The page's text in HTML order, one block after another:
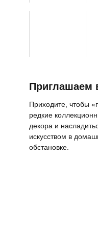
Приглашаем
Приходите, чтобы
редкие
декора и
искусством в
обстановке.